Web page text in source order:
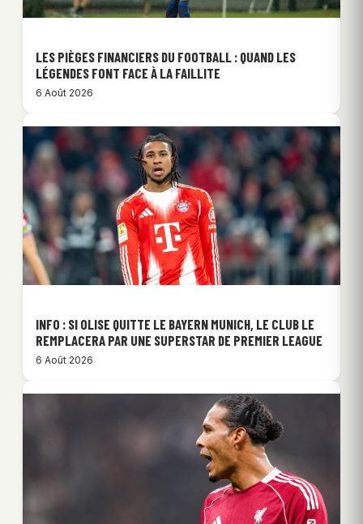
LES PIÈGES FINANCIERS DU FOOTBALL : QUAND LES
LÉGENDES FONT FACE À LA FAILLITE
6 Août 2026
INFO : SI OLISE QUITTE LE BAYERN MUNICH, LE CLUB LE
REMPLACERA PAR UNE SUPERSTAR DE PREMIER LEAGUE
6 Août 2026